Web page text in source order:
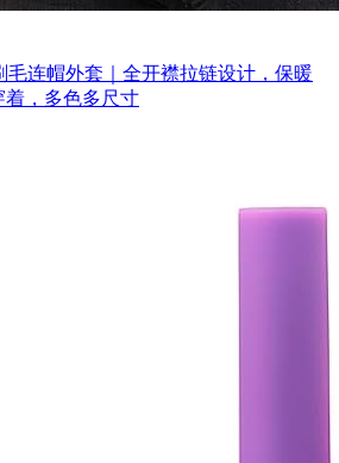
毛连帽外套｜全开襟拉链设计，保暖
，多色多尺寸